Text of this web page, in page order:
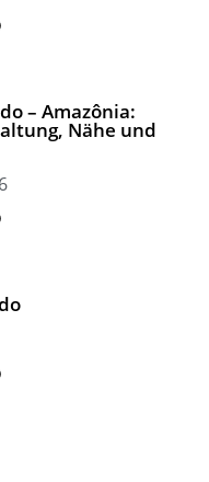
– Amazônia:
Nähe und